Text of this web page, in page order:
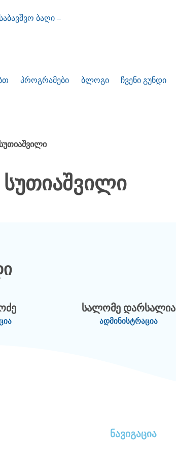
პროგრამები ბლოგი ჩვენი გუნდი
სუთიაშვილი
სალომე დარსალია
ადმინისტრაცია
ნავიგაცია